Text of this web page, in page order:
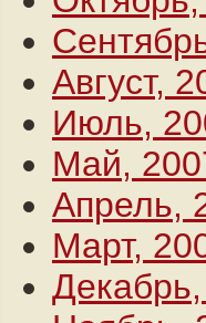
Август,
Июль,
Май,
Апрель,
Март,